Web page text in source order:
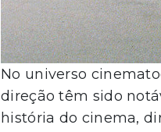
No universo
direção têm sido
história do cinema,